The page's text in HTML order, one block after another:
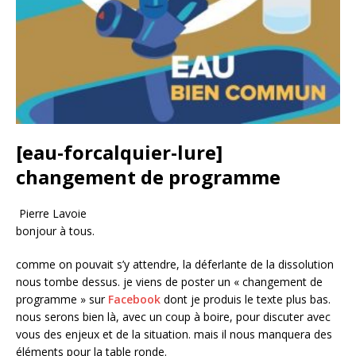
[eau-forcalquier-lure]
changement de programme
Pierre Lavoie
bonjour à tous.
comme on pouvait s’y attendre, la déferlante de la dissolution
nous tombe dessus. je viens de poster un « changement de
programme » sur Facebook dont je produis le texte plus bas.
nous serons bien là, avec un coup à boire, pour discuter avec
vous des enjeux et de la situation. mais il nous manquera des
éléments pour la table ronde.